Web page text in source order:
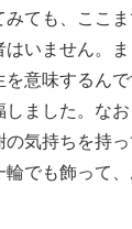
ても、ここ
はいません。
を意味するん
しました。な
の気持ちを持
輪でも飾って